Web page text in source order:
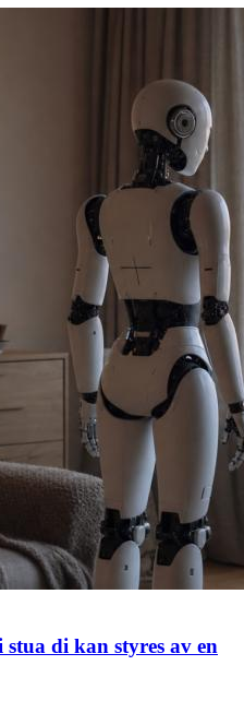
di kan styres av en